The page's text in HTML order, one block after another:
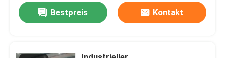
Bestpreis Kontakt